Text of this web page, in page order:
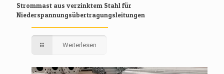
Strommast aus verzinktem Stahl für
Niederspannungsübertragungsleitungen
Weiterlesen